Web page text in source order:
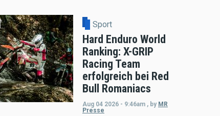
Sport
Hard Enduro World
Ranking: X-GRIP
Racing Team
erfolgreich bei Red
Bull Romaniacs
Aug 04 2026 - 9:46am , by MR
Presse